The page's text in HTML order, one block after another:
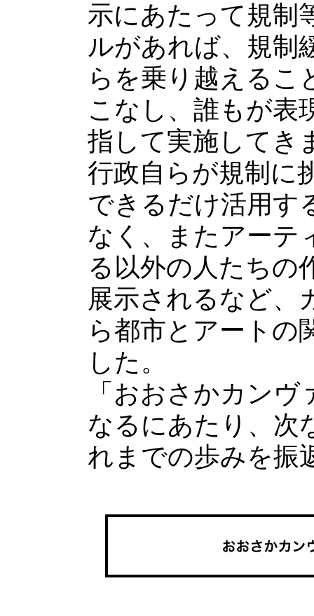
示にあたって規制
ルがあれば、規制
らを乗り越えるこ
こなし、誰もが表
指して実施してき
行政自らが規制に
できるだけ活用す
なく、またアーテ
る以外の人たちの
展示されるなど、
ら都市とアートの
した。
「おおさかカン
なるにあたり、次
れまでの歩みを振